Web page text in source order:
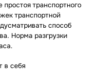
транспортного
транспортной
способ
Норма разгрузки
в себя